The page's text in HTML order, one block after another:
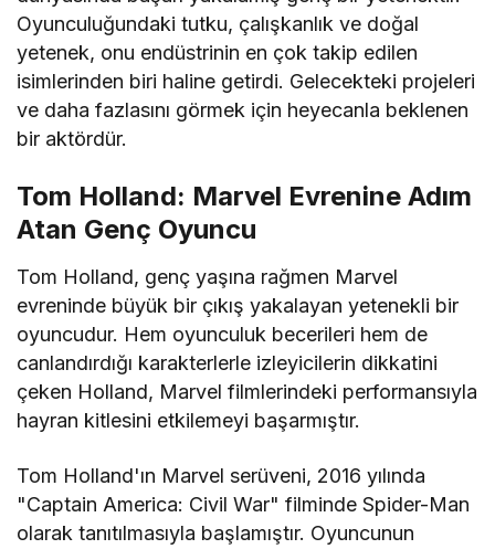
Oyunculuğundaki tutku, çalışkanlık ve doğal
yetenek, onu endüstrinin en çok takip edilen
isimlerinden biri haline getirdi. Gelecekteki projeleri
ve daha fazlasını görmek için heyecanla beklenen
bir aktördür.
Tom Holland: Marvel Evrenine Adım
Atan Genç Oyuncu
Tom Holland, genç yaşına rağmen Marvel
evreninde büyük bir çıkış yakalayan yetenekli bir
oyuncudur. Hem oyunculuk becerileri hem de
canlandırdığı karakterlerle izleyicilerin dikkatini
çeken Holland, Marvel filmlerindeki performansıyla
hayran kitlesini etkilemeyi başarmıştır.
Tom Holland'ın Marvel serüveni, 2016 yılında
"Captain America: Civil War" filminde Spider-Man
olarak tanıtılmasıyla başlamıştır. Oyuncunun